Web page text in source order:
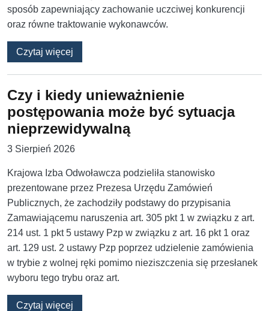
sposób zapewniający zachowanie uczciwej konkurencji
oraz równe traktowanie wykonawców.
Czytaj więcej
Czy i kiedy unieważnienie
postępowania może być sytuacja
nieprzewidywalną
3 Sierpień 2026
Krajowa Izba Odwoławcza podzieliła stanowisko
prezentowane przez Prezesa Urzędu Zamówień
Publicznych, że zachodziły podstawy do przypisania
Zamawiającemu naruszenia art. 305 pkt 1 w związku z art.
214 ust. 1 pkt 5 ustawy Pzp w związku z art. 16 pkt 1 oraz
art. 129 ust. 2 ustawy Pzp poprzez udzielenie zamówienia
w trybie z wolnej ręki pomimo nieziszczenia się przesłanek
wyboru tego trybu oraz art.
Czytaj więcej